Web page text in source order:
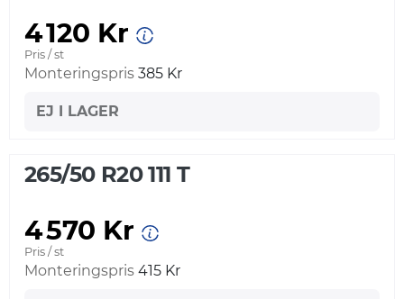
4 120 Kr
Pris / st
Monteringspris 385 Kr
EJ I LAGER
265/50 R20 111 T
4 570 Kr
Pris / st
Monteringspris 415 Kr